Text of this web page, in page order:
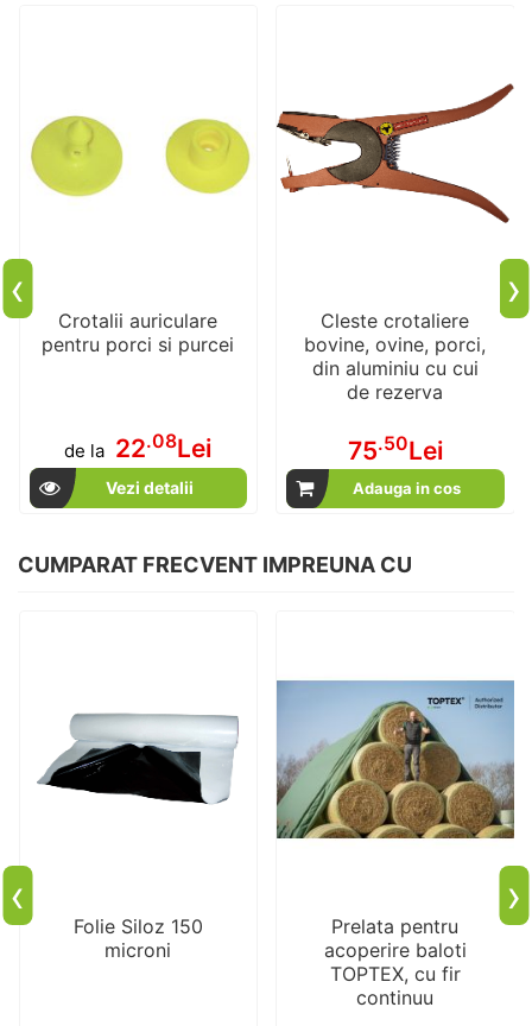
Crotalii auriculare
pentru porci si purcei
de la 22.08Lei
Vezi detalii
Cleste crotaliere
bovine, ovine, porci,
din aluminiu cu cui
de rezerva
75.50Lei
Adauga in cos
‹ ›
CUMPARAT FRECVENT IMPREUNA CU
Folie Siloz 150
microni
Prelata pentru
acoperire baloti
TOPTEX, cu fir
continuu
‹ ›